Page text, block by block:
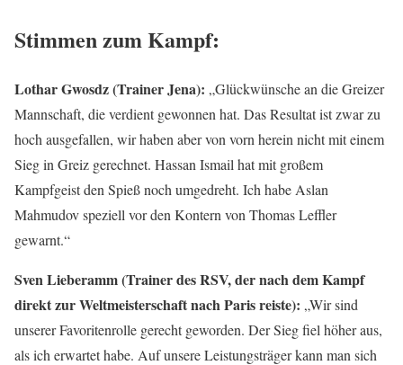
Stimmen zum Kampf:
Lothar Gwosdz (Trainer Jena): „Glückwünsche an die Greizer
Mannschaft, die verdient gewonnen hat. Das Resultat ist zwar zu
hoch ausgefallen, wir haben aber von vorn herein nicht mit einem
Sieg in Greiz gerechnet. Hassan Ismail hat mit großem
Kampfgeist den Spieß noch umgedreht. Ich habe Aslan
Mahmudov speziell vor den Kontern von Thomas Leffler
gewarnt.“
Sven Lieberamm (Trainer des RSV, der nach dem Kampf
direkt zur Weltmeisterschaft nach Paris reiste): „Wir sind
unserer Favoritenrolle gerecht geworden. Der Sieg fiel höher aus,
als ich erwartet habe. Auf unsere Leistungsträger kann man sich